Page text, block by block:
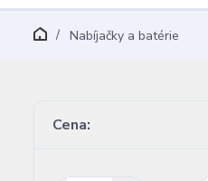
Nabíjačky a batérie
Cena: